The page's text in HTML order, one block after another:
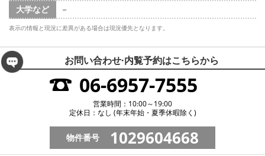
大学など
－
表示の情報と現況に差異がある場合は現況優先となります。
お問い合わせ·内覧予約はこちらから
06-6957-7555
営業時間：10:00～19:00
定休日：なし (年末年始・夏季休暇除く)
物件番号 1029604668